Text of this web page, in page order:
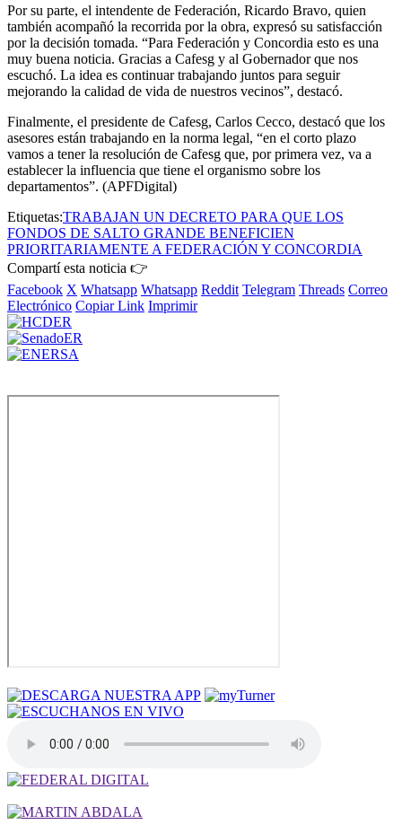
Por su parte, el intendente de Federación, Ricardo Bravo, quien
también acompañó la recorrida por la obra, expresó su satisfacción
por la decisión tomada. “Para Federación y Concordia esto es una
muy buena noticia. Gracias a Cafesg y al Gobernador que nos
escuchó. La idea es continuar trabajando juntos para seguir
mejorando la calidad de vida de nuestros vecinos”, destacó.
Finalmente, el presidente de Cafesg, Carlos Cecco, destacó que los
asesores están trabajando en la norma legal, “en el corto plazo
vamos a tener la resolución de Cafesg que, por primera vez, va a
establecer la influencia que tiene el organismo sobre los
departamentos”. (APFDigital)
Etiquetas:TRABAJAN UN DECRETO PARA QUE LOS
FONDOS DE SALTO GRANDE BENEFICIEN
PRIORITARIAMENTE A FEDERACIÓN Y CONCORDIA
Compartí esta noticia 👉
Facebook X Whatsapp Whatsapp Reddit Telegram Threads Correo
Electrónico Copiar Link Imprimir